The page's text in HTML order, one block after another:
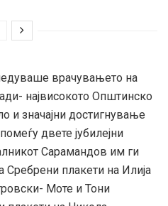
врачувањето на
највисокото Општинско
и значајни достигнување
двете јубилејни
Сарамандов им ги
Сребрени плакети на Илија
Моте и Тони